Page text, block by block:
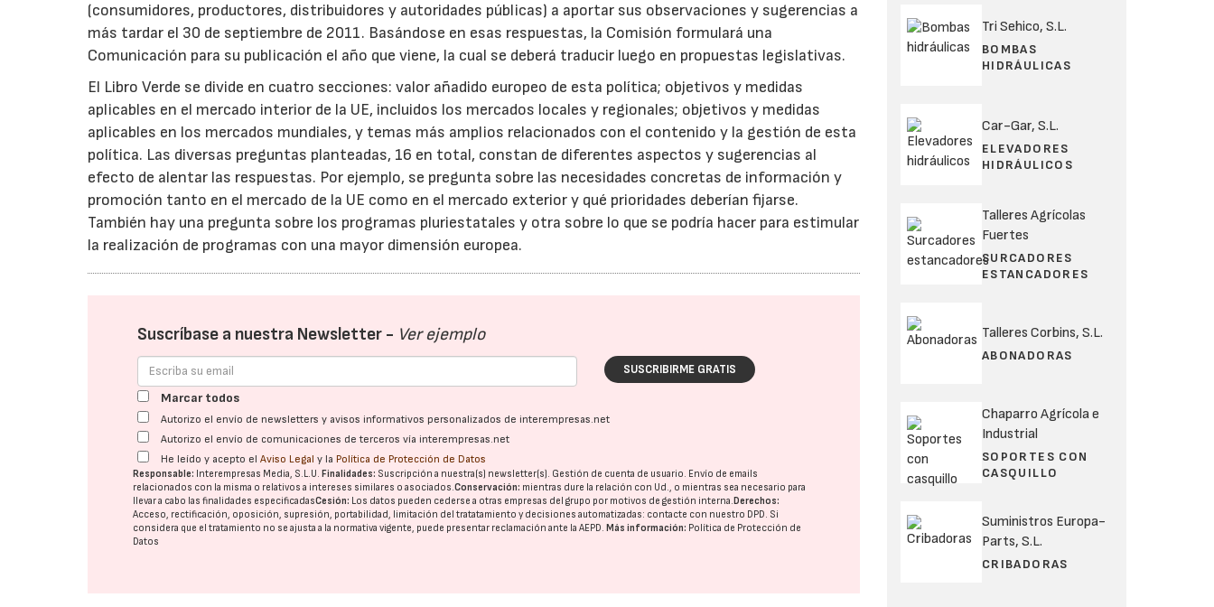
(consumidores, productores, distribuidores y autoridades públicas) a aportar sus observaciones y sugerencias a
más tardar el 30 de septiembre de 2011. Basándose en esas respuestas, la Comisión formulará una
Comunicación para su publicación el año que viene, la cual se deberá traducir luego en propuestas legislativas.
El Libro Verde se divide en cuatro secciones: valor añadido europeo de esta política; objetivos y medidas
aplicables en el mercado interior de la UE, incluidos los mercados locales y regionales; objetivos y medidas
aplicables en los mercados mundiales, y temas más amplios relacionados con el contenido y la gestión de esta
política. Las diversas preguntas planteadas, 16 en total, constan de diferentes aspectos y sugerencias al
efecto de alentar las respuestas. Por ejemplo, se pregunta sobre las necesidades concretas de información y
promoción tanto en el mercado de la UE como en el mercado exterior y qué prioridades deberían fijarse.
También hay una pregunta sobre los programas pluriestatales y otra sobre lo que se podría hacer para estimular
la realización de programas con una mayor dimensión europea.
Suscríbase a nuestra Newsletter - Ver ejemplo
SUSCRIBIRME GRATIS
Marcar todos
Autorizo el envío de newsletters y avisos informativos personalizados de interempresas.net
Autorizo el envío de comunicaciones de terceros vía interempresas.net
He leído y acepto elAviso Legal y la Política de Protección de Datos
Responsable: Interempresas Media, S.L.U.Finalidades: Suscripción a nuestra(s) newsletter(s). Gestión de cuenta de usuario. Envío de emails
relacionados con la misma o relativos a intereses similares o asociados.Conservación: mientras dure la relación con Ud., o mientras sea necesario para
llevar a cabo las finalidades especificadasCesión: Los datos pueden cederse a otras empresas del grupo por motivos de gestión interna.Derechos:
Acceso, rectificación, oposición, supresión, portabilidad, limitación del tratatamiento y decisiones automatizadas: contacte con nuestro DPD. Si
considera que el tratamiento no se ajusta a la normativa vigente, puede presentar reclamación ante laAEPD.Más información: Política de Protección de
Datos
Tri Sehico, S.L.
BOMBAS
HIDRÁULICAS
Car-Gar, S.L.
ELEVADORES
HIDRÁULICOS
Talleres Agrícolas
Fuertes
SURCADORES
ESTANCADORES
Talleres Corbins, S.L.
ABONADORAS
Chaparro Agrícola e
Industrial
SOPORTES CON
CASQUILLO
Suministros Europa-
Parts, S.L.
CRIBADORAS